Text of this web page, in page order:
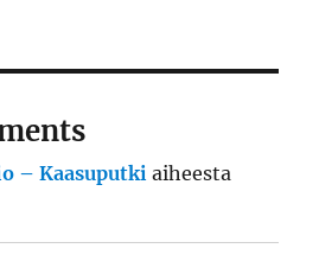
– Kaasuputki aiheesta